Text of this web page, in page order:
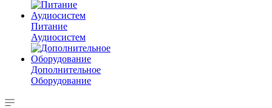
Питание
Аудиосистем
Дополнительное
Оборудование